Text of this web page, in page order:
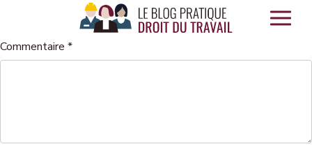
Panneau de gestion des cookies
Commentaire *